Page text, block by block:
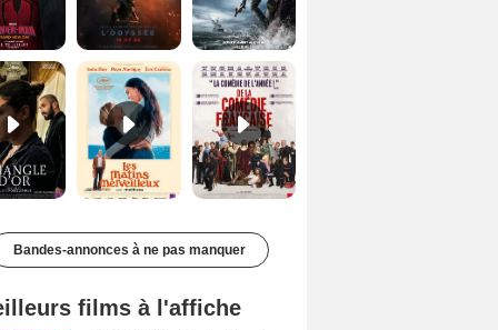
Les Matins merveilleux Bande-annonce VF De la Comédie-Française Teaser VF
Bandes-annonces à ne pas manquer
films à l'affiche